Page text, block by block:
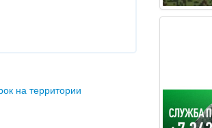
на территории